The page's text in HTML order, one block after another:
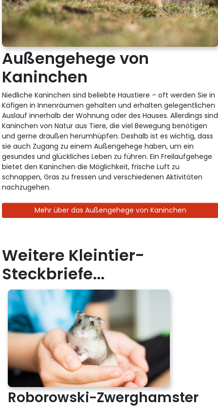
Außengehege von
Kaninchen
Niedliche Kaninchen sind beliebte Haustiere – oft werden Sie in
Käfigen in Innenräumen gehalten und erhalten gelegentlichen
Auslauf innerhalb der Wohnung oder des Hauses. Allerdings sind
Kaninchen von Natur aus Tiere, die viel Bewegung benötigen
und gerne draußen herumhüpfen. Deshalb ist es wichtig, dass
sie auch Zugang zu einem Außengehege haben, um ein
gesundes und glückliches Leben zu führen. Ein Freilaufgehege
bietet den Kaninchen die Möglichkeit, frische Luft zu
schnappen, Gras zu fressen und verschiedenen Aktivitäten
nachzugehen.
Mehr über das Außengehege von Kaninchen
Weitere Kleintier-
Steckbriefe...
Roborowski-Zwerghamster